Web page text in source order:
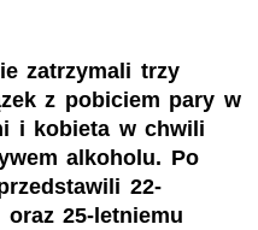
zatrzymali trzy
z pobiciem pary w
i kobieta w chwili
alkoholu. Po
22-
25-letniemu